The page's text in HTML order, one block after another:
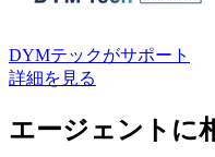
DYMテックがサポート
詳細を見る
エージェントに